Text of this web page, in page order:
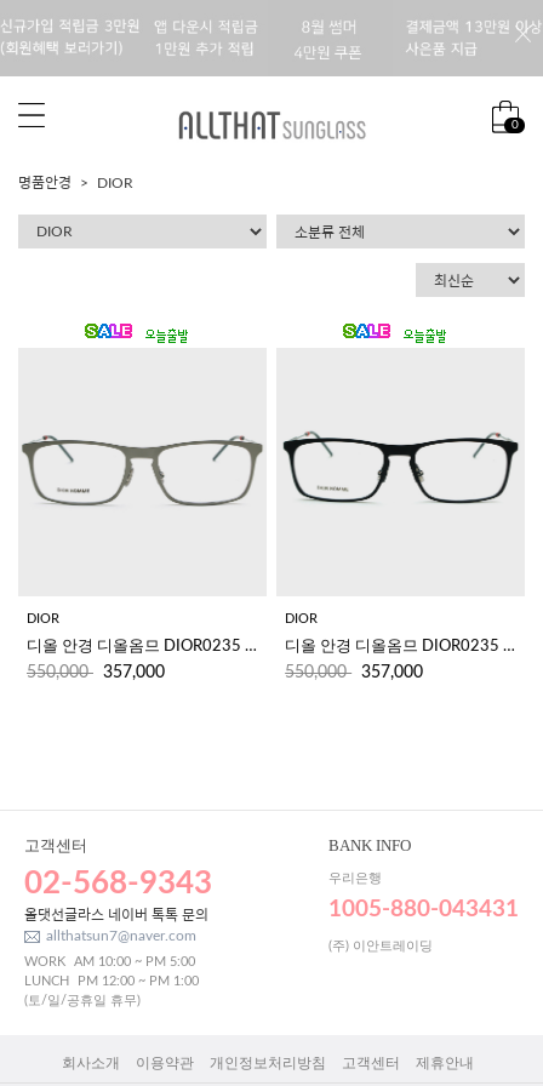
0
명품안경 DIOR
DIOR
디올 안경 디올옴므 DIOR0235 R81
550,000 357,000
DIOR
디올 안경 디올옴므 DIOR0235 003
550,000 357,000
고객센터
02-568-9343
올댓선글라스 네이버 톡톡 문의
allthatsun7@naver.com
WORK
AM 10:00 ~ PM 5:00
LUNCH
PM 12:00 ~ PM 1:00
(토/일/공휴일 휴무)
BANK INFO
우리은행
1005-880-043431
(주) 이안트레이딩
회사소개 이용약관 개인정보처리방침 고객센터 제휴안내